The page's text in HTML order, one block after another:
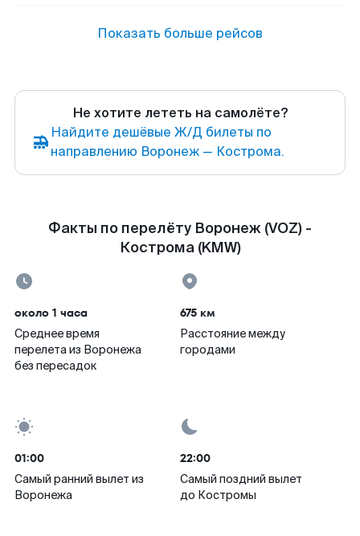
Показать больше рейсов
Не хотите лететь на самолёте?
Найдите дешёвые Ж/Д билеты по
направлению Воронеж — Кострома.
Факты по перелёту Воронеж (VOZ) -
Кострома (KMW)
около 1 часа
Среднее время
перелета из Воронежа
без пересадок
675 км
Расстояние между
городами
01:00
Самый ранний вылет из
Воронежа
22:00
Самый поздний вылет
до Костромы